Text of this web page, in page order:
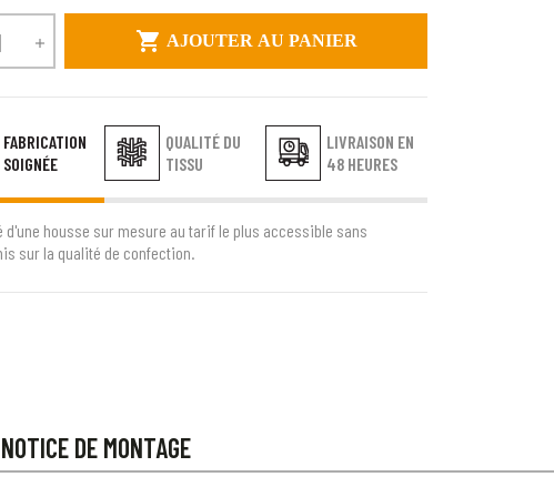
  AJOUTER AU PANIER
FABRICATION
SOIGNÉE
QUALITÉ DU
TISSU
LIVRAISON EN
48 HEURES
d'une housse sur mesure au tarif le plus accessible sans
sur la qualité de confection.
NOTICE DE MONTAGE